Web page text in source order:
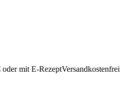
oder mit E-RezeptVersandkostenfrei